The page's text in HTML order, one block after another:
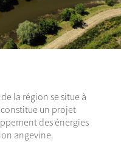
la région se situe à
un projet
des énergies
angevine.